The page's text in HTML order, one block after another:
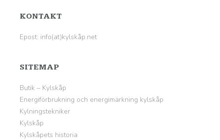
KONTAKT
Epost: info(at)kylskåp.net
SITEMAP
Butik – Kylskåp
Energiförbrukning och energimärkning kylskåp
Kylningstekniker
Kylskåp
Kylskåpets historia